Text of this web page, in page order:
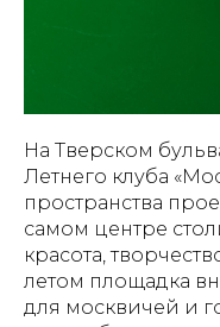
На Тверском
Летнего клуба
пространства
самом центре
красота,
летом площадка
для москвичей и